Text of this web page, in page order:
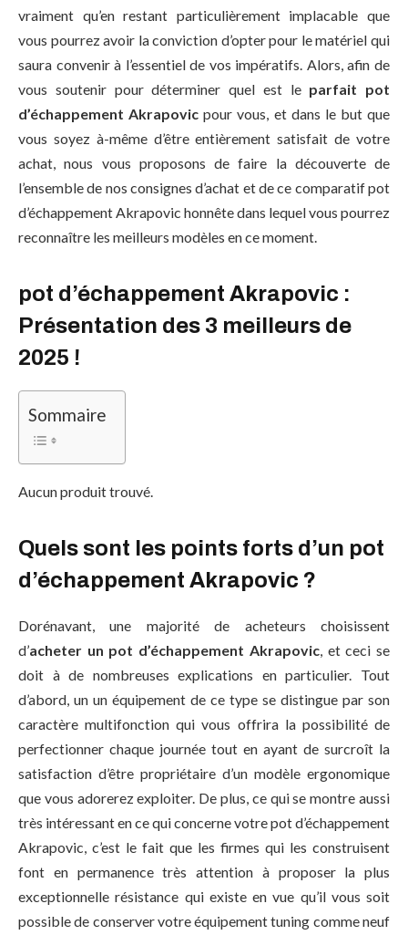
vraiment qu’en restant particulièrement implacable que
vous pourrez avoir la conviction d’opter pour le matériel qui
saura convenir à l’essentiel de vos impératifs. Alors, afin de
vous soutenir pour déterminer quel est le parfait pot
d’échappement Akrapovic pour vous, et dans le but que
vous soyez à-même d’être entièrement satisfait de votre
achat, nous vous proposons de faire la découverte de
l’ensemble de nos consignes d’achat et de ce comparatif pot
d’échappement Akrapovic honnête dans lequel vous pourrez
reconnaître les meilleurs modèles en ce moment.
pot d’échappement Akrapovic :
Présentation des 3 meilleurs de
2025 !
Sommaire
Aucun produit trouvé.
Quels sont les points forts d’un pot
d’échappement Akrapovic ?
Dorénavant, une majorité de acheteurs choisissent
d’acheter un pot d’échappement Akrapovic, et ceci se
doit à de nombreuses explications en particulier. Tout
d’abord, un un équipement de ce type se distingue par son
caractère multifonction qui vous offrira la possibilité de
perfectionner chaque journée tout en ayant de surcroît la
satisfaction d’être propriétaire d’un modèle ergonomique
que vous adorerez exploiter. De plus, ce qui se montre aussi
très intéressant en ce qui concerne votre pot d’échappement
Akrapovic, c’est le fait que les firmes qui les construisent
font en permanence très attention à proposer la plus
exceptionnelle résistance qui existe en vue qu’il vous soit
possible de conserver votre équipement tuning comme neuf